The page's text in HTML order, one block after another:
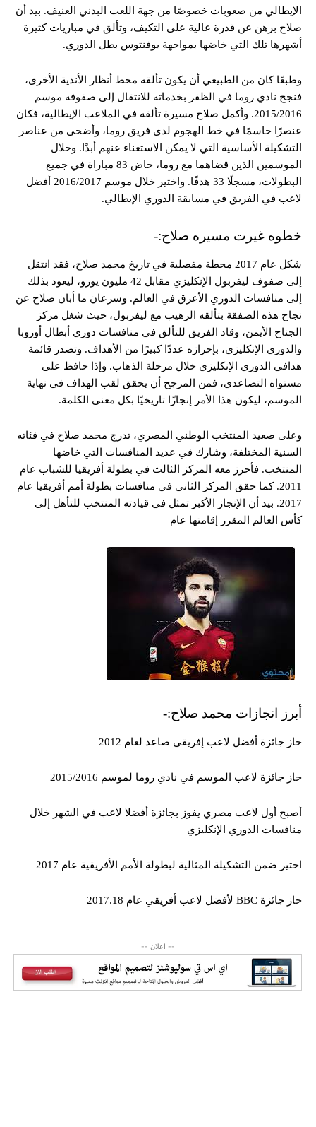
الإيطالي من صعوبات خصوصًا من جهة اللعب البدني العنيف. بيد أن
صلاح برهن عن قدرة عالية على التكيف، وتألق في مباريات كثيرة
أشهرها تلك التي خاضها بمواجهة يوفنتوس بطل الدوري.
وطبعًا كان من الطبيعي أن يكون تألقه محط أنظار الأندية الأخرى،
فنجح نادي روما في الظفر بخدماته للانتقال إلى صفوفه موسم
2015/2016. وأكمل صلاح مسيرة تألقه في الملاعب الإيطالية، فكان
عنصرًا حاسمًا في خط الهجوم لدى فريق روما، وأضحى من عناصر
التشكيلة الأساسية التي لا يمكن الاستغناء عنهم أبدًا. وخلال
الموسمين الذين قضاهما مع روما، خاض 83 مباراة في جميع
البطولات، مسجلًا 33 هدفًا. واختير خلال موسم 2016/2017 أفضل
لاعب في الفريق في مسابقة الدوري الإيطالي.
خطوه غيرت مسيره صلاح:-
شكل عام 2017 محطة مفصلية في تاريخ محمد صلاح، فقد انتقل
إلى صفوف ليفربول الإنكليزي مقابل 42 مليون يورو، ليعود بذلك
إلى منافسات الدوري الأعرق في العالم. وسرعان ما أبان صلاح عن
نجاح هذه الصفقة بتألقه الرهيب مع ليفربول، حيث شغل مركز
الجناح الأيمن، وقاد الفريق للتألق في منافسات دوري أبطال أوروبا
والدوري الإنكليزي، بإحرازه عددًا كبيرًا من الأهداف. وتصدر قائمة
هدافي الدوري الإنكليزي خلال مرحلة الذهاب. وإذا حافظ على
مستواه التصاعدي، فمن المرجح أن يحقق لقب الهداف في نهاية
الموسم، ليكون هذا الأمر إنجازًا تاريخيًا بكل معنى الكلمة.
وعلى صعيد المنتخب الوطني المصري، تدرج محمد صلاح في فئاته
السنية المختلفة، وشارك في عديد المنافسات التي خاضها
المنتخب. فأحرز معه المركز الثالث في بطولة أفريقيا للشباب عام
2011. كما حقق المركز الثاني في منافسات بطولة أمم أفريقيا عام
2017. بيد أن الإنجاز الأكبر تمثل في قيادته المنتخب للتأهل إلى
كأس العالم المقرر إقامتها عام
أبرز انجازات محمد صلاح:-
حاز جائزة أفضل لاعب إفريقي صاعد لعام 2012
حاز جائزة لاعب الموسم في نادي روما لموسم 2015/2016
أصبح أول لاعب مصري يفوز بجائزة أفضلا لاعب في الشهر خلال
منافسات الدوري الإنكليزي
اختير ضمن التشكيلة المثالية لبطولة الأمم الأفريقية عام 2017
حاز جائزة BBC لأفضل لاعب أفريقي عام 2017.18
-- اعلان --